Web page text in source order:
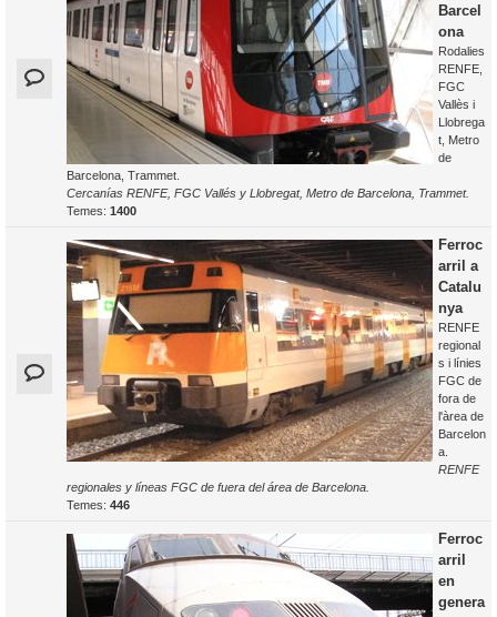
Barcel
ona
Rodalies
RENFE,
FGC
Vallès i
Llobrega
t, Metro
de
Barcelona, Trammet.
Cercanías RENFE, FGC Vallés y Llobregat, Metro de Barcelona, Trammet.
Temes: 1400
Ferroc
arril a
Catalu
nya
RENFE
regional
s i línies
FGC de
fora de
l'àrea de
Barcelon
a.
RENFE
regionales y líneas FGC de fuera del área de Barcelona.
Temes: 446
Ferroc
arril
en
genera